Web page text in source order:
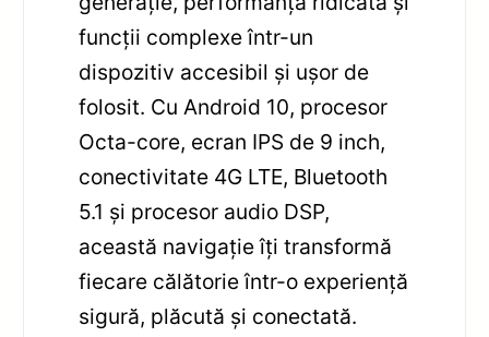
funcții complexe într-un
dispozitiv accesibil și ușor de
folosit. Cu Android 10, procesor
Octa-core, ecran IPS de 9 inch,
conectivitate 4G LTE, Bluetooth
5.1 și procesor audio DSP,
această navigație îți transformă
fiecare călătorie într-o experiență
sigură, plăcută și conectată.